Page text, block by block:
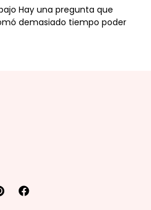
Hay una pregunta que
demasiado tiempo poder